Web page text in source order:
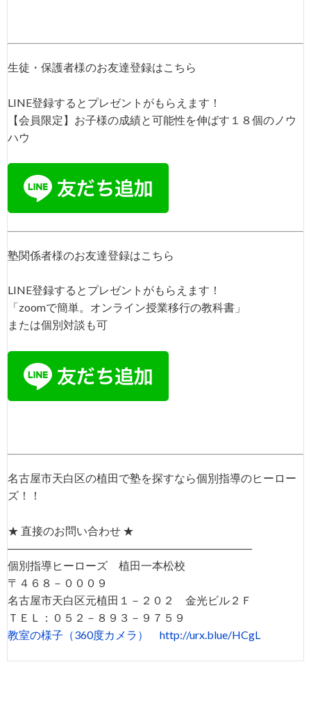
生徒・保護者様のお友達登録はこちら
LINE登録するとプレゼントがもらえます！
【会員限定】お子様の成績と可能性を伸ばす１８個のノウ
ハウ
塾関係者様のお友達登録はこちら
LINE登録するとプレゼントがもらえます！
「zoomで簡単。オンライン授業移行の教科書」
または個別対談も可
名古屋市天白区の植田で塾を探すなら個別指導のヒーロー
ズ！！
★ 直接のお問い合わせ ★
――――――――――――――――――――――
個別指導ヒーローズ 植田一本松校
〒４６８－０００９
名古屋市天白区元植田１－２０２ 金光ビル２Ｆ
ＴＥＬ：０５２－８９３－９７５９
教室の様子（360度カメラ）
http://urx.blue/HCgL